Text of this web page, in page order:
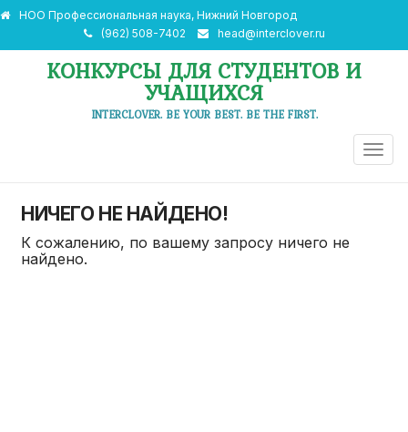
НОО Профессиональная наука, Нижний Новгород
(962) 508-7402
head@interclover.ru
КОНКУРСЫ ДЛЯ СТУДЕНТОВ И
УЧАЩИХСЯ
INTERCLOVER. BE YOUR BEST. BE THE FIRST.
НИЧЕГО НЕ НАЙДЕНО!
К сожалению, по вашему запросу ничего не
найдено.